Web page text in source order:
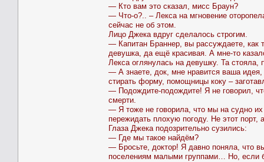
— Кто вам это сказал, мисс Браун?
— Что-о?.. – Лекса на мгновение
сейчас не об этом.
Лицо Джека вдруг сделалось строгим.
— Капитан Браннер, вы рассуждаете, как
девушка, да ещё красивая. А мне-то
Лекса оглянулась на девушку. Та стояла,
— А знаете, док, мне нравится ваша
стирать форму, помощницы коку –
— Подождите-подождите! Я не говорил,
смерти.
— Я тоже не говорила, что мы на судно их
пережидать плохую погоду. Не этот
Глаза Джека подозрительно сузились:
— Где мы такое найдём?
— Бросьте, доктор! Я давно поняла, что
поселениям малыми группами… Но, если